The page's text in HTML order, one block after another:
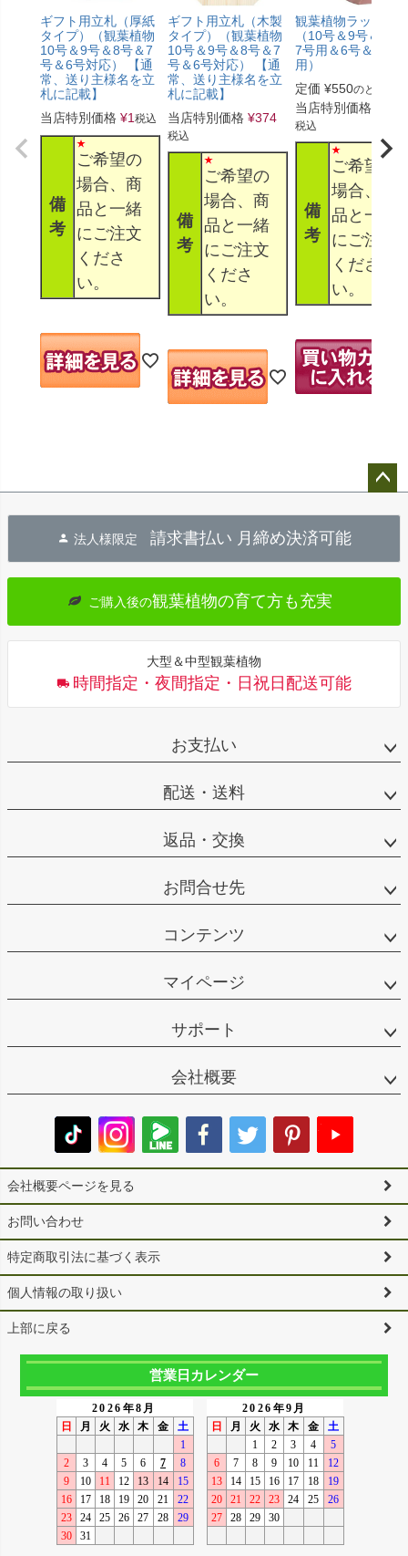
ギフト用立札（厚紙
タイプ）（観葉植物
10号＆9号＆8号＆7
号＆6号対応） 【通
常、送り主様名を立
札に記載】
当店特別価格 ¥1 税込
備
考
ご希望の
場合、商
品と一緒
にご注文
くださ
い。
ギフト用立札（木製
タイプ）（観葉植物
10号＆9号＆8号＆7
号＆6号対応） 【通
常、送り主様名を立
札に記載】
当店特別価格 ¥374
税込
備
考
ご希望の
場合、商
品と一緒
にご注文
くださ
い。
観葉植物ラッピン
（10号＆9号＆8号
7号用＆6号＆5号
用）
定価 ¥550のところ
当店特別価格
税込
備
考
ご希望の
場合、商
品と一緒
にご注文
くださ
い。
へ
法人様限定 請求書払い 月締め決済可能
ご購入後の観葉植物の育て方も充実
大型＆中型観葉植物
時間指定・夜間指定・日祝日配送可能
お支払い
配送・送料
返品・交換
お問合せ先
コンテンツ
マイページ
サポート
会社概要
会社概要ページを見る
お問い合わせ
特定商取引法に基づく表示
個人情報の取り扱い
上部に戻る
営業日カレンダー